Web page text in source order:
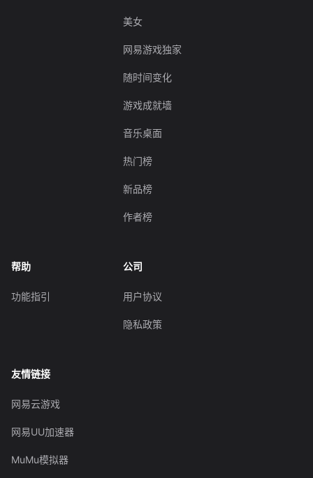
美女
网易游戏独家
随时间变化
游戏成就墙
音乐桌面
热门榜
新品榜
作者榜
帮助
功能指引
公司
用户协议
隐私政策
友情链接
网易云游戏
网易UU加速器
MuMu模拟器